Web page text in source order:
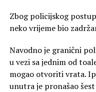
Zbog policijskog
neko vrijeme bio
Navodno je granični
u vezi sa jednim od
mogao otvoriti vrata.
unutra je pronašao